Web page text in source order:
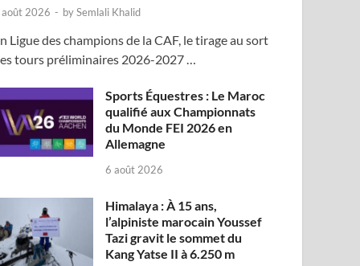
2026 - bySemlali Khalid
Ligue des champions de la CAF, le tirage au sort
tours préliminaires 2026-2027 …
Sports Équestres : Le Maroc
qualifié aux Championnats
du Monde FEI 2026 en
Allemagne
6 août 2026
Himalaya : À 15 ans,
l’alpiniste marocain Youssef
Tazi gravit le sommet du
Kang Yatse II à 6.250 m